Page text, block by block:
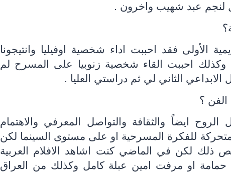
لنجم عبد شهيب واخرون .
الأولى فقد احببت اداء شخصية اوفيليا وانتيجونا
وكذلك احببت القاء شخصية زنوبيا على المسرح لم
الابداعي الثاني لي ثم دراستي العليا .
الفن ؟
ايضاً والثقافة والتواصل المعرفي والاهتمام
للفكرة المسرحية او على مستوى السينما لكن
ذلك لكن في الماضي كنت اشاهد الافلام العربية
حمامة او مرفت امين عبلة كامل وكذلك من العراق